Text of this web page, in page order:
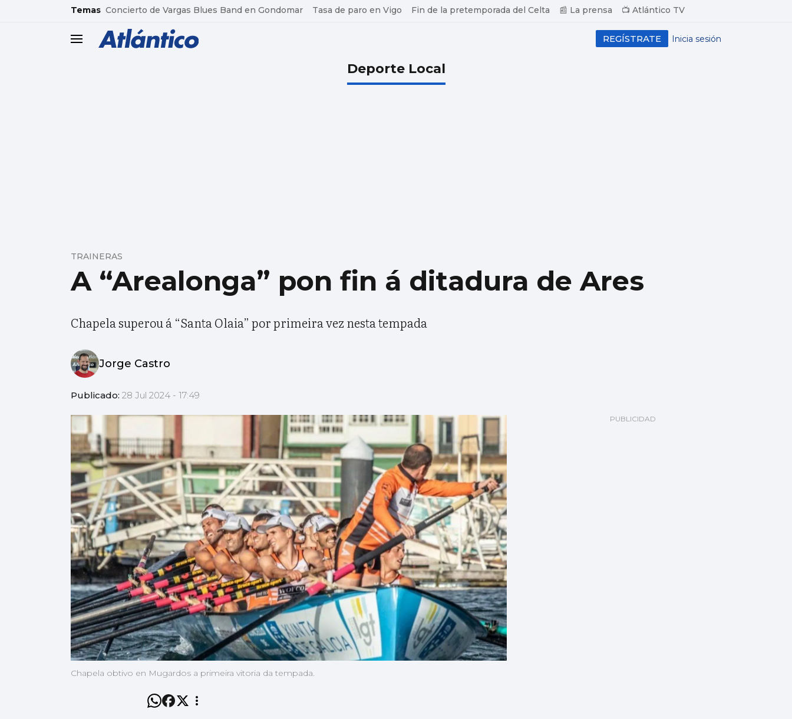
common.go-to-content
Temas Concierto de Vargas Blues Band en Gondomar Tasa de paro en Vigo Fin de la pretemporada del Celta 📰 La prensa 📺 Atlántico TV
header.menu.open Inicia sesión
REGÍSTRATE
Deporte Local
A “Arealonga” pon fin á ditadura de Ares
TRAINERAS
Chapela superou á “Santa Olaia” por primeira vez nesta tempada
Jorge Castro
Publicado: 28 Jul 2024 - 17:49
Chapela obtivo en Mugardos a primeira vitoria da tempada.